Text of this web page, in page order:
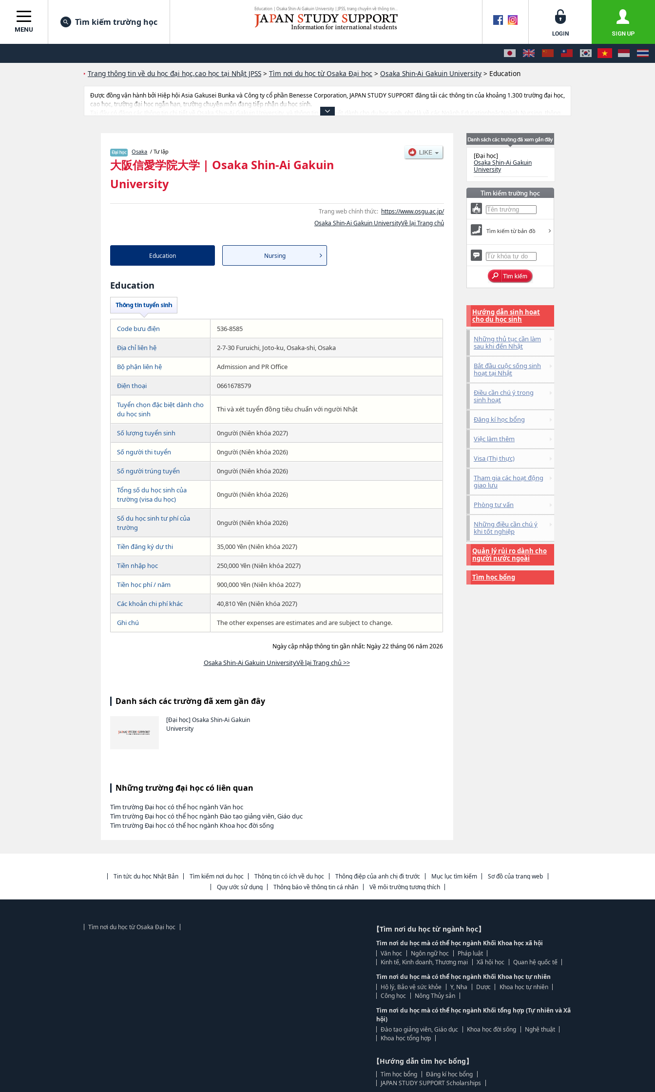
Education | Osaka Shin-Ai Gakuin University | JPSS, trang chuyên về thông tin...
MENU
Tìm kiếm trường học
Trang thông tin về du học đại học,cao học tại Nhật JPSS > Tìm nơi du học từ Osaka Đại học > Osaka Shin-Ai Gakuin University > Education
Được đồng vận hành bởi Hiệp hội Asia Gakusei Bunka và Công ty cổ phần Benesse Corporation, JAPAN STUDY SUPPORT đăng tải các thông tin của khoảng 1.300 trường đại học,
cao học, trường đại học ngắn hạn, trường chuyên môn đang tiếp nhận du học sinh.
Tại đây có đăng các thông tin chi tiết về Osaka Shin-Ai Gakuin University, và thông tin cần thiết dành cho du học sinh, như là về các Ngành EducationhoặcNgành Nursing, thông
Osaka / Tư lập
大阪信愛学院大学 | Osaka Shin-Ai Gakuin
University
Trang web chính thức: https://www.osgu.ac.jp/
Osaka Shin-Ai Gakuin UniversityVề lại Trang chủ
Education Nursing
Education
Code bưu điện 536-8585
Địa chỉ liên hệ 2-7-30 Furuichi, Joto-ku, Osaka-shi, Osaka
Bộ phận liên hệ Admission and PR Office
Điện thoại 0661678579
Tuyển chọn đặc biệt dành cho
du học sinh
Thi và xét tuyển đồng tiêu chuẩn với người Nhật
Số lượng tuyển sinh 0người (Niên khóa 2027)
Số người thi tuyển 0người (Niên khóa 2026)
Số người trúng tuyển 0người (Niên khóa 2026)
Tổng số du học sinh của
trường (visa du học)
0người (Niên khóa 2026)
Số du học sinh tư phí của
trường
0người (Niên khóa 2026)
Tiền đăng ký dự thi 35,000 Yên (Niên khóa 2027)
Tiền nhập học 250,000 Yên (Niên khóa 2027)
Tiền học phí / năm 900,000 Yên (Niên khóa 2027)
Các khoản chi phí khác 40,810 Yên (Niên khóa 2027)
Ghi chú The other expenses are estimates and are subject to change.
Ngày cập nhập thông tin gần nhất: Ngày 22 tháng 06 năm 2026
Osaka Shin-Ai Gakuin UniversityVề lại Trang chủ >>
Danh sách các trường đã xem gần đây
[Đại học] Osaka Shin-Ai Gakuin
University
Những trường đại học có liên quan
Tìm trường Đại học có thể học ngành Văn học
Tìm trường Đại học có thể học ngành Đào tạo giảng viên, Giáo dục
Tìm trường Đại học có thể học ngành Khoa học đời sống
[Đại học]
Osaka Shin-Ai Gakuin
University
Tìm kiếm từ bản đồ
Hướng dẫn sinh hoạt
cho du học sinh
Những thủ tục cần làm
sau khi đến Nhật
Bắt đầu cuộc sống sinh
hoạt tại Nhật
Điều cần chú ý trong
sinh hoạt
Đăng kí học bổng
Việc làm thêm
Visa (Thị thực)
Tham gia các hoạt động
giao lưu
Phòng tư vấn
Những điều cần chú ý
khi tốt nghiệp
Quản lý rủi ro dành cho
người nước ngoài
Tìm học bổng
Tin tức du học Nhật Bản Tìm kiếm nơi du học Thông tin có ích về du học Thông điệp của anh chị đi trước Mục lục tìm kiếm
Sơ đồ của trang web
Quy ước sử dụng
Thông báo về thông tin cá nhân Về môi trường tương thích
Tìm nơi du học từ Osaka Đại học 【Tìm nơi du học từ ngành học】
Tìm nơi du học mà có thể học ngành Khối Khoa học xã hội
Văn học
Ngôn ngữ học
Pháp luật
Kinh tế, Kinh doanh, Thương mại
Xã hội học
Quan hệ quốc tế
Tìm nơi du học mà có thể học ngành Khối Khoa học tự nhiên
Hộ lý, Bảo vệ sức khỏe
Y, Nha Dược
Khoa học tự nhiên
Công học
Nông Thủy sản
Tìm nơi du học mà có thể học ngành Khối tổng hợp (Tự nhiên và Xã
hội)
Đào tạo giảng viên, Giáo dục
Khoa học đời sống
Nghệ thuật
Khoa học tổng hợp
【Hướng dẫn tìm học bổng】
Tìm học bổng
Đăng kí học bổng
JAPAN STUDY SUPPORT Scholarships